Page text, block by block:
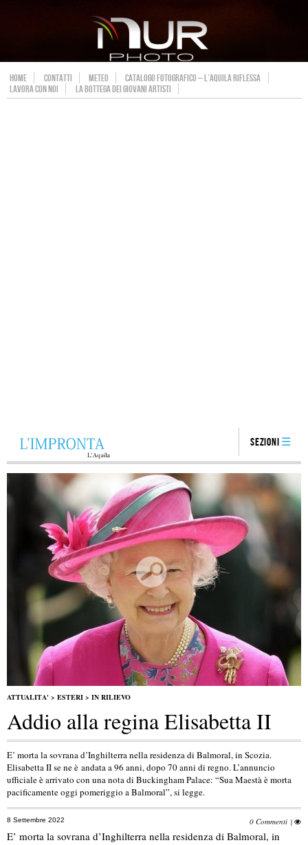
HOME CONTATTI METEO
CATALOGO FOTOGRAFICO – L’AQUILA RIFLESSA
LAVORA CON NOI
LA BOTTEGA DEI GIOVANI ARTISTI
Sezioni
ATTUALITA' > ESTERI > IN RILIEVO
Addio alla regina Elisabetta II
E’ morta la sovrana d’Inghilterra nella residenza di Balmoral, in Scozia.
Elisabetta II se ne è andata a 96 anni, dopo 70 anni di regno. L’annuncio
ufficiale è arrivato con una nota di Buckingham Palace: “Sua Maestà è morta
pacificamente oggi pomeriggio a Balmoral”, si legge.
8 Settembre 2022 0 Commenti |
E’ morta la sovrana d’Inghilterra nella residenza di Balmoral, in